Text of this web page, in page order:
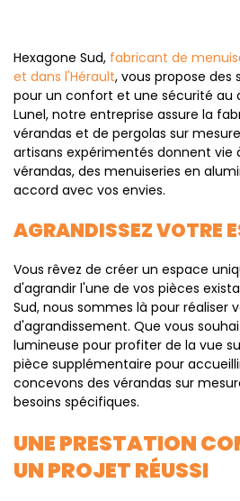
Hexagone Sud, fabricant de
et dans l'Hérault, vous propose des
pour un confort et une sécurité au
Lunel, notre entreprise assure la
vérandas et de pergolas sur
artisans expérimentés donnent vie
vérandas, des menuiseries en
accord avec vos envies.
AGRANDISSEZ VOTRE
Vous rêvez de créer un espace
d'agrandir l'une de vos pièces
Sud, nous sommes là pour réaliser
d'agrandissement. Que vous
lumineuse pour profiter de la vue
pièce supplémentaire pour
concevons des vérandas sur
besoins spécifiques.
UNE PRESTATION
UN PROJET RÉUSSI